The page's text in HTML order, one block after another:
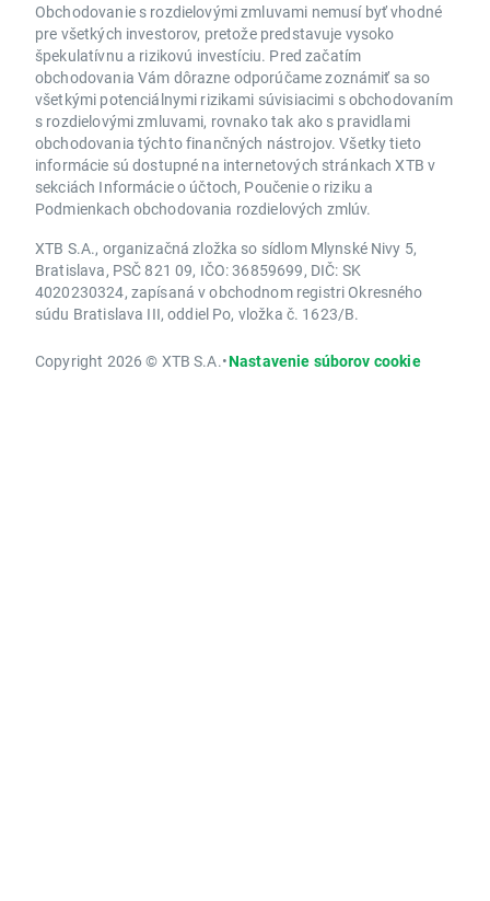
Obchodovanie s rozdielovými zmluvami nemusí byť vhodné
pre všetkých investorov, pretože predstavuje vysoko
špekulatívnu a rizikovú investíciu. Pred začatím
obchodovania Vám dôrazne odporúčame zoznámiť sa so
všetkými potenciálnymi rizikami súvisiacimi s obchodovaním
s rozdielovými zmluvami, rovnako tak ako s pravidlami
obchodovania týchto finančných nástrojov. Všetky tieto
informácie sú dostupné na internetových stránkach XTB v
sekciách Informácie o účtoch, Poučenie o riziku a
Podmienkach obchodovania rozdielových zmlúv.
XTB S.A., organizačná zložka so sídlom Mlynské Nivy 5,
Bratislava, PSČ 821 09, IČO: 36859699, DIČ: SK
4020230324, zapísaná v obchodnom registri Okresného
súdu Bratislava III, oddiel Po, vložka č. 1623/B.
Copyright 2026 © XTB S.A.•Nastavenie súborov cookie